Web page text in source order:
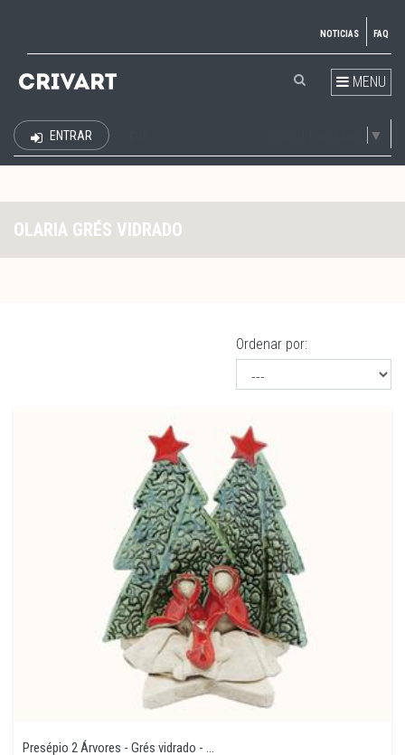
NOTICIAS FAQ
MENU
▼
ENTRAR
OLARIA GRÉS VIDRADO
Ordenar por:
Presépio 2 Árvores - Grés vidrado - ...